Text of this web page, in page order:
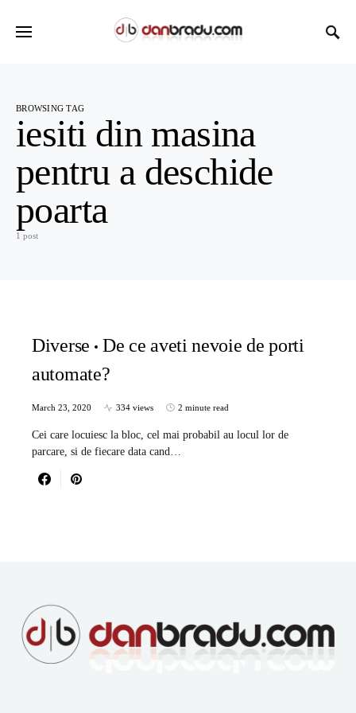
BROWSING TAG
iesiti din masina
pentru a deschide
poarta
1 post
Diverse
De ce aveti nevoie de porti
automate?
March 23, 2020 334 views 2 minute read
Cei care locuiesc la bloc, cel mai probabil au locul lor de
parcare, si de fiecare data cand…